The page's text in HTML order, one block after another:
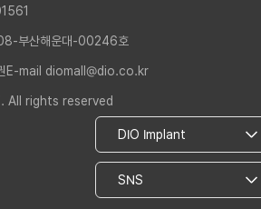
부산해운대-00246호
E-mail diomall@dio.co.kr
All rights reserved